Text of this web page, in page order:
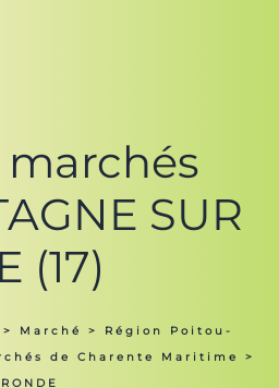
marchés
SUR
(17)
> Marché > Région Poitou-
de Charente Maritime
>